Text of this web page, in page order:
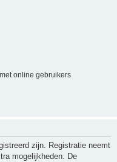
online gebruikers
zijn. Registratie neemt
mogelijkheden. De